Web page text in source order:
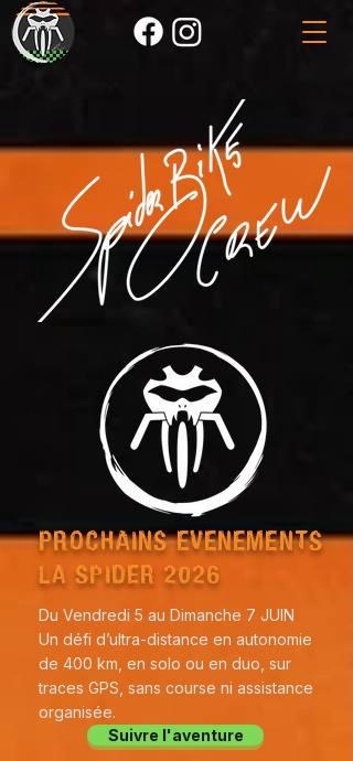
PROCHAINS EVENEMENTS
LA SPIDER 2026
Du Vendredi 5 au Dimanche 7 JUIN
Un défi d’ultra-distance en autonomie
de 400 km, en solo ou en duo, sur
traces GPS, sans course ni assistance
organisée.
Suivre l'aventure